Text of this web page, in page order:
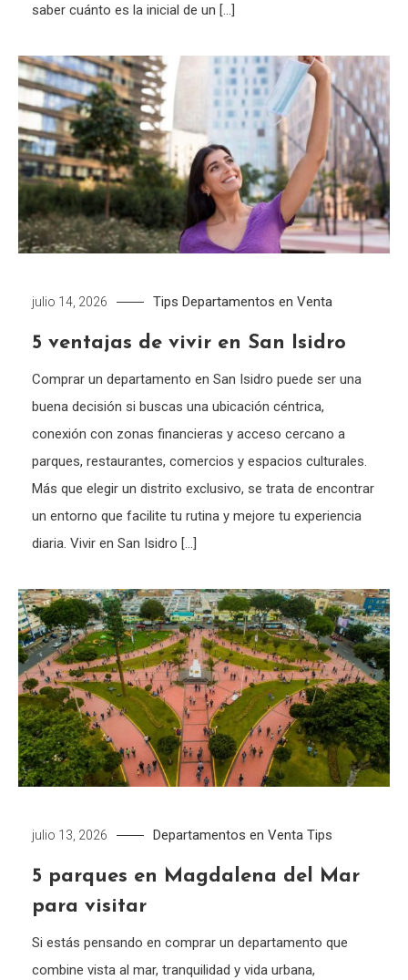
saber cuánto es la inicial de un […]
julio 14, 2026 Tips Departamentos en Venta
5 ventajas de vivir en San Isidro
Comprar un departamento en San Isidro puede ser una
buena decisión si buscas una ubicación céntrica,
conexión con zonas financieras y acceso cercano a
parques, restaurantes, comercios y espacios culturales.
Más que elegir un distrito exclusivo, se trata de encontrar
un entorno que facilite tu rutina y mejore tu experiencia
diaria. Vivir en San Isidro […]
julio 13, 2026 Departamentos en Venta Tips
5 parques en Magdalena del Mar
para visitar
Si estás pensando en comprar un departamento que
combine vista al mar, tranquilidad y vida urbana,